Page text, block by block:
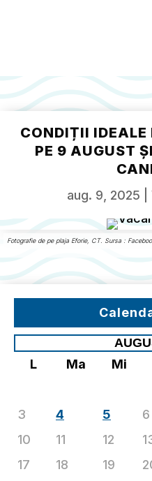
CONDIȚII IDEALE
PE 9 AUGUST
aug. 9, 2025
Fotografie de pe plaja Eforie, CT. Sursa :
L Ma Mi
3
4 5 6
10
11 12
17
18 19